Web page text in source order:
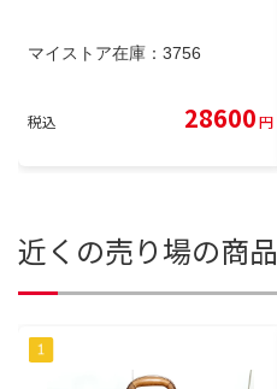
マイストア在庫： 3756
税込 28600円
近くの売り場の商品